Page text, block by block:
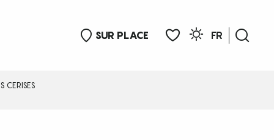
SUR PLACE
FR
CERISES